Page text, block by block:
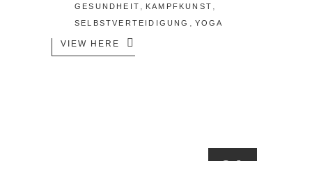
GESUNDHEIT , KAMPFKUNST ,
SELBSTVERTEIDIGUNG , YOGA
VIEW HERE
01